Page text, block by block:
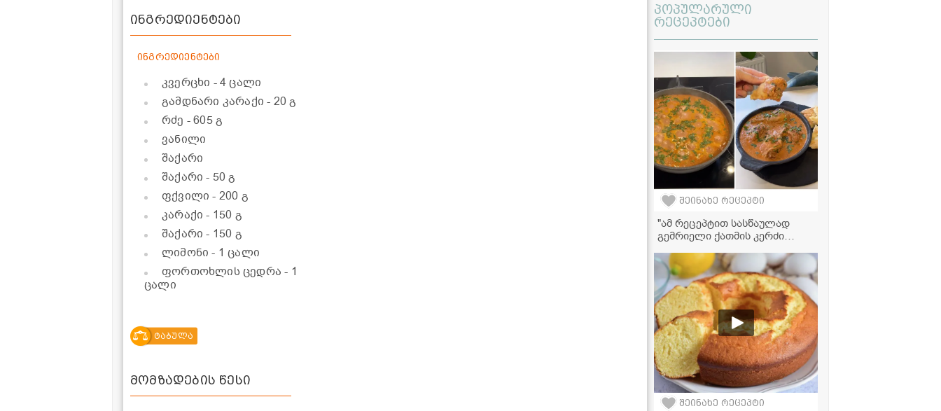
ინგრედიენტები
ინგრედიენტები
კვერცხი - 4 ცალი
გამდნარი კარაქი- 20 გ
რძე - 605 გ
ვანილი
შაქარი
შაქარი- 50 გ
ფქვილი- 200 გ
კარაქი- 150 გ
შაქარი- 150 გ
ლიმონი- 1 ცალი
ფორთოხლის ცედრა- 1
ცალი
ტაბულა
მომზადების წესი
პოპულარული
რეცეპტები
შეინახე რეცეპტი
"ამ რეცეპტით სასწაულად
გემრიელი ქათმის კერძი
აუცილებლად!" - მკითხველის
რეცეპტი
შეინახე რეცეპტი